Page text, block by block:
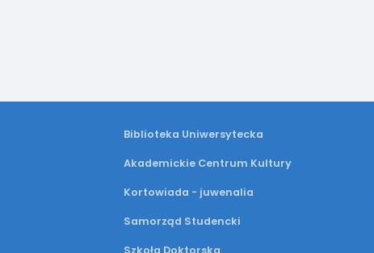
Biblioteka Uniwersytecka
Akademickie Centrum Kultury
Kortowiada - juwenalia
Samorząd Studencki
Szkoła Doktorska